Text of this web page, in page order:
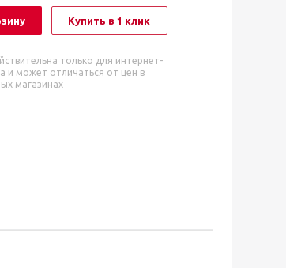
Купить в 1 клик
только для интернет-
и может отличаться от цен в
магазинах